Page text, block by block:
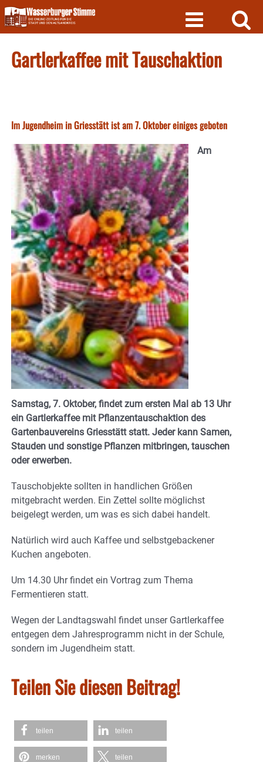
Skip
to
content
Gartlerkaffee mit Tauschaktion
Im Jugendheim in Griesstätt ist am 7. Oktober einiges geboten
Am
Samstag, 7. Oktober, findet zum ersten Mal ab 13 Uhr
ein Gartlerkaffee mit Pflanzentauschaktion des
Gartenbauvereins Griesstätt statt. Jeder kann Samen,
Stauden und sonstige Pflanzen mitbringen, tauschen
oder erwerben.
Tauschobjekte sollten in handlichen Größen
mitgebracht werden. Ein Zettel sollte möglichst
beigelegt werden, um was es sich dabei handelt.
Natürlich wird auch Kaffee und selbstgebackener
Kuchen angeboten.
Um 14.30 Uhr findet ein Vortrag zum Thema
Fermentieren statt.
Wegen der Landtagswahl findet unser Gartlerkaffee
entgegen dem Jahresprogramm nicht in der Schule,
sondern im Jugendheim statt.
Teilen Sie diesen Beitrag!
teilen teilen
merken teilen